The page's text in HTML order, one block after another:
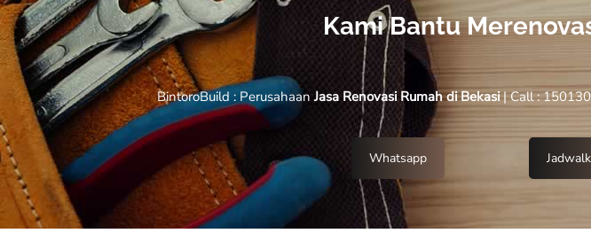
Kami Bantu
BintoroBuild : PerusahaanJasa Renovasi Rumahdi Bekasi | Call :
Whatsapp